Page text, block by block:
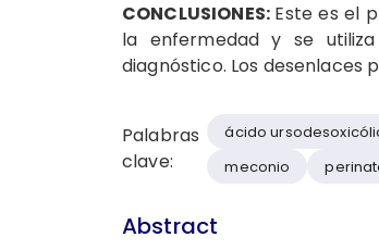
CONCLUSIONES: Este es el
la enfermedad y se
diagnóstico. Los
Palabras
clave:
ácido
meconio
Abstract